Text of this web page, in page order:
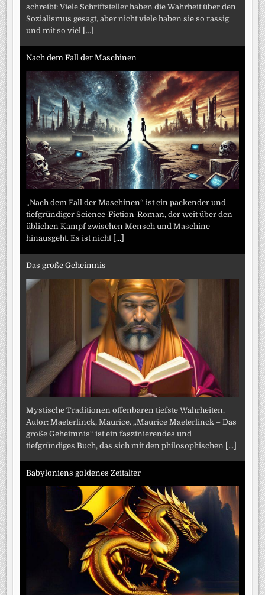
schreibt: Viele Schriftsteller haben die Wahrheit über den
Sozialismus gesagt, aber nicht viele haben sie so rassig
und mit so viel
[...]
Nach dem Fall der Maschinen
„Nach dem Fall der Maschinen“ ist ein packender und
tiefgründiger Science-Fiction-Roman, der weit über den
üblichen Kampf zwischen Mensch und Maschine
hinausgeht. Es ist nicht [...]
Das große Geheimnis
Mystische Traditionen offenbaren tiefste Wahrheiten.
Autor: Maeterlinck, Maurice. „Maurice Maeterlinck – Das
große Geheimnis“ ist ein faszinierendes und
tiefgründiges Buch, das sich mit den philosophischen
[...]
Babyloniens goldenes Zeitalter